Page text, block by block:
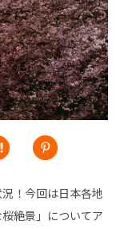
！今回は日本各地
絶景」についてア